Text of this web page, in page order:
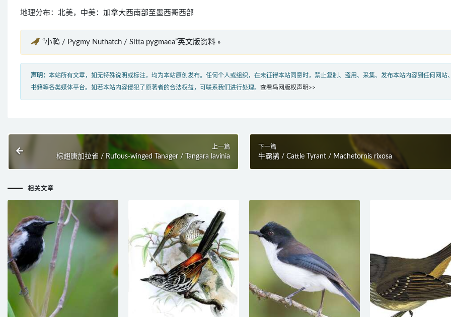
地理分布：北美，中美：加拿大西南部至墨西哥西部
“小䴓 / Pygmy Nuthatch / Sitta pygmaea”英文版资料 »
声明： 本站所有文章，如无特殊说明或标注，均为本站原创发布。任何个人或组织，在未征得本站同意时，禁止复制、盗用、采集、发布本站内容到任何网站
书籍等各类媒体平台。如若本站内容侵犯了原著者的合法权益，可联系我们进行处理。 查看鸟网版权声明>>
上一篇
棕翅唐加拉雀 / Rufous-winged Tanager / Tangara lavinia
下一篇
牛霸鹟 / Cattle Tyrant / Machetornis rixosa
相关文章